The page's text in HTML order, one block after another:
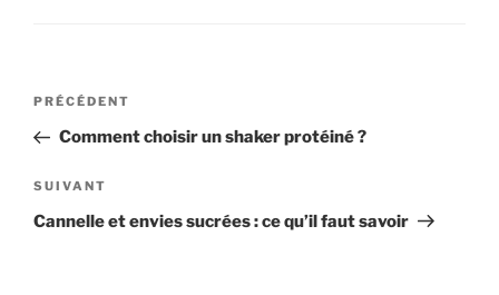
Navigation
l’article
Article
précédent
PRÉCÉDENT
Comment choisir un shaker protéiné ?
Article
suivant
SUIVANT
Cannelle et envies sucrées : ce qu’il faut savoir